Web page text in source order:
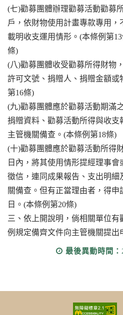
(七)勸募團體辦理勸募活動勸募
戶，依財物使用計畫專款專用
載明收支運用情形。(本條例第
條)
(八)勸募團體收受勸募所得財物
許可文號、捐贈人、捐贈金額或
第16條)
(九)勸募團體應於勸募活動期滿
捐贈資料、勸募活動所得與收支
主管機關備查。(本條例第18條)
(十)勸募團體應於勸募活動所得
日內，將其使用情形提經理事
徵信，連同成果報告、支出明細
關備查。但有正當理由者，得
日。(本條例第20條)
三、依上開說明，倘相關單位
例規定備齊文件向主管機關提出
最後異動時間：